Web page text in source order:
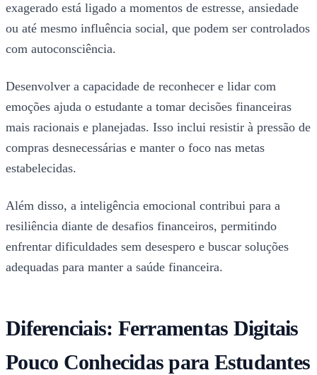
exagerado está ligado a momentos de estresse, ansiedade
ou até mesmo influência social, que podem ser controlados
com autoconsciência.
Desenvolver a capacidade de reconhecer e lidar com
emoções ajuda o estudante a tomar decisões financeiras
mais racionais e planejadas. Isso inclui resistir à pressão de
compras desnecessárias e manter o foco nas metas
estabelecidas.
Além disso, a inteligência emocional contribui para a
resiliência diante de desafios financeiros, permitindo
enfrentar dificuldades sem desespero e buscar soluções
adequadas para manter a saúde financeira.
Diferenciais: Ferramentas Digitais
Pouco Conhecidas para Estudantes